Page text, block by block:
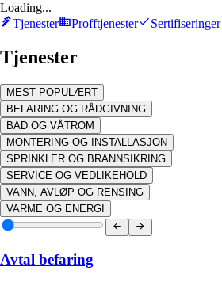
Loading...
Tjenester
Profftjenester Sertifiseringer
Tjenester
MEST POPULÆRT
BEFARING OG RÅDGIVNING
BAD OG VÅTROM
MONTERING OG INSTALLASJON
SPRINKLER OG BRANNSIKRING
SERVICE OG VEDLIKEHOLD
VANN, AVLØP OG RENSING
VARME OG ENERGI
Avtal befaring